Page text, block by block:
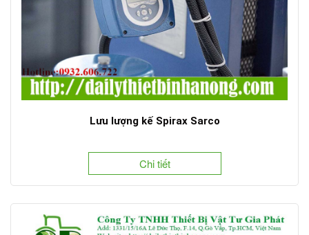
Lưu lượng kế Spirax Sarco
Chi tiết